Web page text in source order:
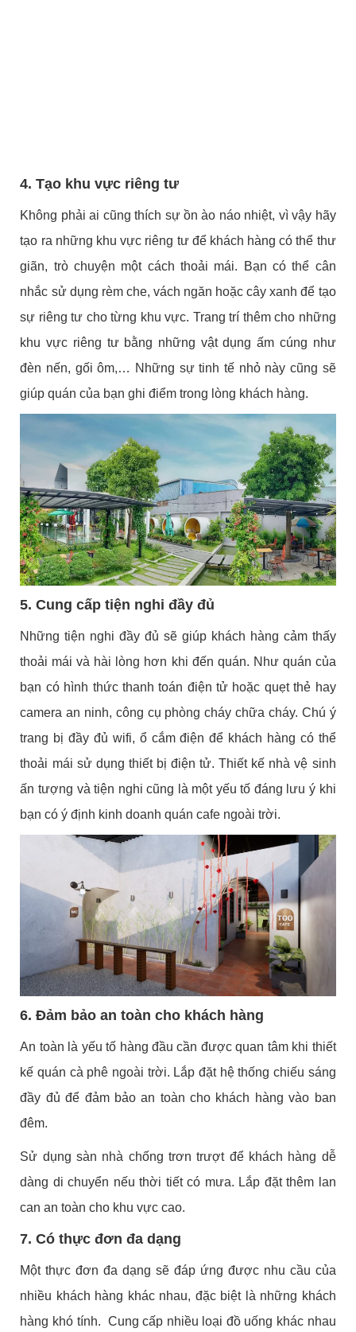
4. Tạo khu vực riêng tư
Không phải ai cũng thích sự ồn ào náo nhiệt, vì vậy hãy
tạo ra những khu vực riêng tư để khách hàng có thể thư
giãn, trò chuyện một cách thoải mái. Bạn có thể cân
nhắc sử dụng rèm che, vách ngăn hoặc cây xanh để tạo
sự riêng tư cho từng khu vực. Trang trí thêm cho những
khu vực riêng tư bằng những vật dụng ấm cúng như
đèn nến, gối ôm,… Những sự tinh tế nhỏ này cũng sẽ
giúp quán của bạn ghi điểm trong lòng khách hàng.
5. Cung cấp tiện nghi đầy đủ
Những tiện nghi đầy đủ sẽ giúp khách hàng cảm thấy
thoải mái và hài lòng hơn khi đến quán. Như quán của
bạn có hình thức thanh toán điện tử hoặc quẹt thẻ hay
camera an ninh, công cụ phòng cháy chữa cháy. Chú ý
trang bị đầy đủ wifi, ổ cắm điện để khách hàng có thể
thoải mái sử dụng thiết bị điện tử. Thiết kế nhà vệ sinh
ấn tượng và tiện nghi cũng là một yếu tố đáng lưu ý khi
bạn có ý định kinh doanh quán cafe ngoài trời.
6. Đảm bảo an toàn cho khách hàng
An toàn là yếu tố hàng đầu cần được quan tâm khi thiết
kế quán cà phê ngoài trời. Lắp đặt hệ thống chiếu sáng
đầy đủ để đảm bảo an toàn cho khách hàng vào ban
đêm.
Sử dụng sàn nhà chống trơn trượt để khách hàng dễ
dàng di chuyển nếu thời tiết có mưa. Lắp đặt thêm lan
can an toàn cho khu vực cao.
7. Có thực đơn đa dạng
Một thực đơn đa dạng sẽ đáp ứng được nhu cầu của
nhiều khách hàng khác nhau, đặc biệt là những khách
hàng khó tính. Cung cấp nhiều loại đồ uống khác nhau